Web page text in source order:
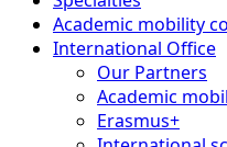
Academic mobility
International Office
Our Partners
Academic
Erasmus+